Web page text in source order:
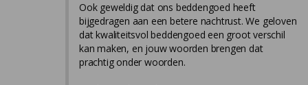
Ook geweldig dat ons beddengoed heeft
bijgedragen aan een betere nachtrust. We geloven
dat kwaliteitsvol beddengoed een groot verschil
kan maken, en jouw woorden brengen dat
prachtig onder woorden.